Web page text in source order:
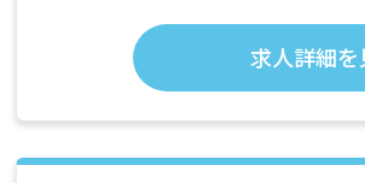
求人詳細を